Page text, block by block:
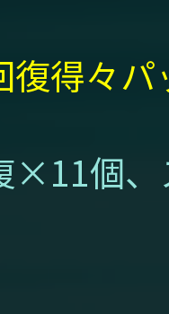
復得々
×11個